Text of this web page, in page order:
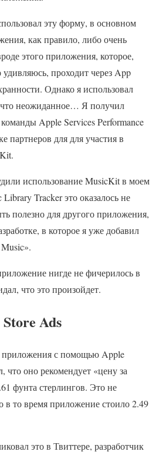
эту форму, в основном
как правило, либо очень
этого приложения, которое,
удивляюсь, проходит через App
Однако я использовал
неожиданное… Я получил
Apple Services Performance
партнеров для для участия в
использование MusicKit в моем
Tracker это оказалось не
полезно для другого приложения,
в которое я уже добавил
нигде не фичерилось в
что это произойдет.
Ads
с помощью Apple
что оно рекомендует «цену за
фунта стерлингов. Это не
в то время приложение стоило 2.49
это в Твиттере, разработчик